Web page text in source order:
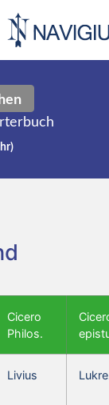
Cicero
Philos.
Livius